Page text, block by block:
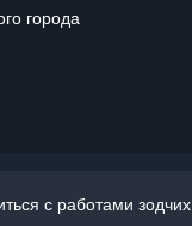
города
с работами зодчих